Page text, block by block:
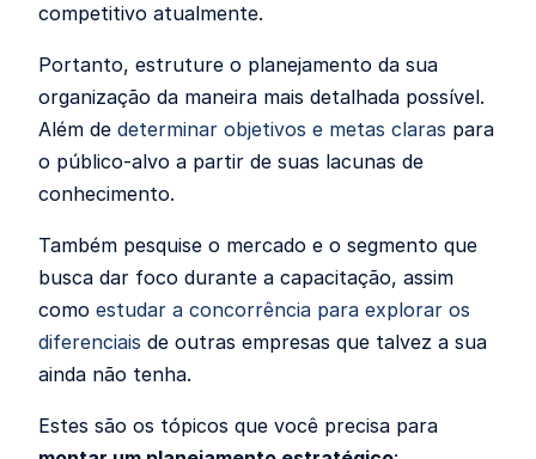
competitivo atualmente.
Portanto, estruture o planejamento da sua
organização da maneira mais detalhada possível.
Além de determinar objetivos e metas claras para
o público-alvo a partir de suas lacunas de
conhecimento.
Também pesquise o mercado e o segmento que
busca dar foco durante a capacitação, assim
como estudar a concorrência para explorar os
diferenciais de outras empresas que talvez a sua
ainda não tenha.
Estes são os tópicos que você precisa para